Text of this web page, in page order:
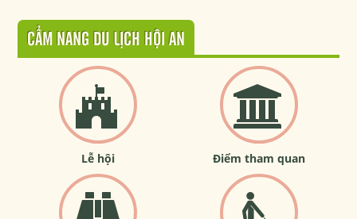
CẨM NANG DU LỊCH HỘI AN
Lễ hội Điểm tham quan